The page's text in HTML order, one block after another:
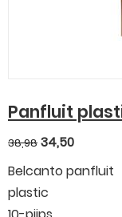
Panfluit
38,98 34,50
Belcanto panfluit
plastic